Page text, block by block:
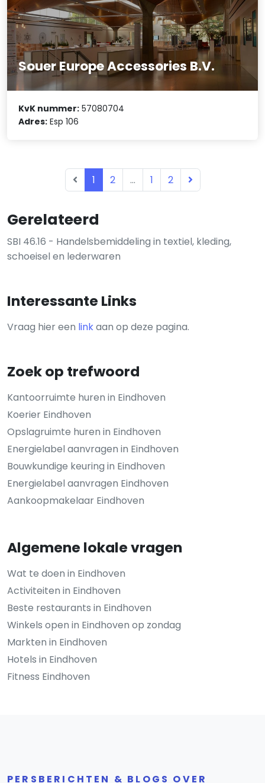
Gerelateerd
SBI 46.16 - Handelsbemiddeling in textiel, kleding,
schoeisel en lederwaren
Interessante Links
Vraag hier een linkaan op deze pagina.
Zoek op trefwoord
Kantoorruimte huren in Eindhoven
Koerier Eindhoven
Opslagruimte huren in Eindhoven
Energielabel aanvragen in Eindhoven
Bouwkundige keuring in Eindhoven
Energielabel aanvragen Eindhoven
Aankoopmakelaar Eindhoven
Algemene lokale vragen
Wat te doen in Eindhoven
Activiteiten in Eindhoven
Beste restaurants in Eindhoven
Winkels open in Eindhoven op zondag
Markten in Eindhoven
Hotels in Eindhoven
Fitness Eindhoven
Souer Europe Accessories B.V.
KvK nummer: 57080704
Adres: Esp 106
1 2 ... 1 2
PERSBERICHTEN & BLOGS OVER